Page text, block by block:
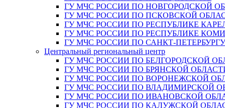
ГУ МЧС РОССИИ ПО НОВГОРОДСКОЙ
ГУ МЧС РОССИИ ПО ПСКОВСКОЙ
ГУ МЧС РОССИИ ПО РЕСПУБЛИКЕ
ГУ МЧС РОССИИ ПО РЕСПУБЛИКЕ КОМИ
ГУ МЧС РОССИИ ПО САНКТ-ПЕТЕРБУРГУ
Центральный региональный центр
ГУ МЧС РОССИИ ПО БЕЛГОРОДСКОЙ
ГУ МЧС РОССИИ ПО БРЯНСКОЙ
ГУ МЧС РОССИИ ПО ВОРОНЕЖСКОЙ
ГУ МЧС РОССИИ ПО ВЛАДИМИРСКОЙ
ГУ МЧС РОССИИ ПО ИВАНОВСКОЙ
ГУ МЧС РОССИИ ПО КАЛУЖСКОЙ